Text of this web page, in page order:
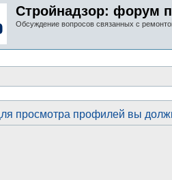
Стройнадзор: форум
Обсуждение вопросов связанных с
просмотра профилей вы